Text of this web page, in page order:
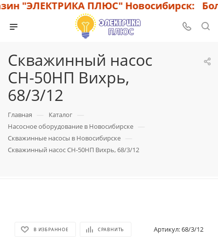
"ЭЛЕКТРИКА ПЛЮС" Новосибирск:
Скважинный насос
СН-50НП Вихрь,
68/3/12
Главная — Каталог —
Насосное оборудование в Новосибирске —
Скважинные насосы в Новосибирске —
Скважинный насос СН-50НП Вихрь, 68/3/12
В ИЗБРАННОЕ СРАВНИТЬ Артикул:68/3/12